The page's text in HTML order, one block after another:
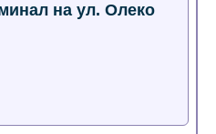
на ул. Олеко